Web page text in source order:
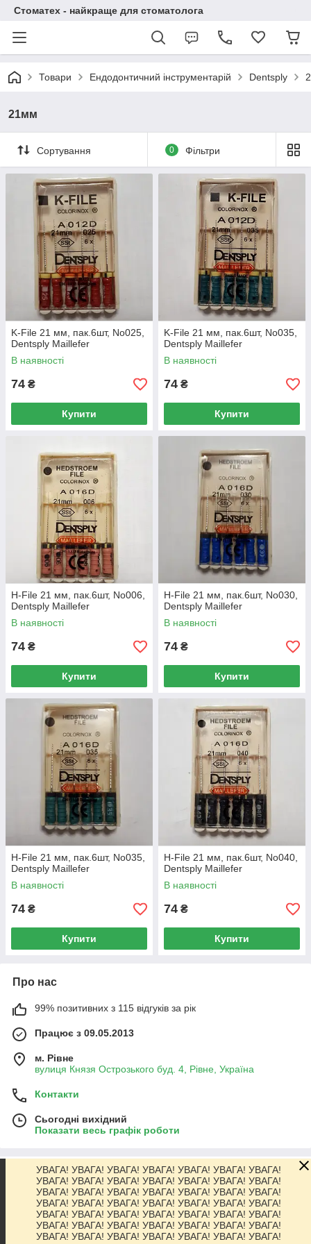
Стоматех - найкраще для стоматолога
Товари Ендодонтичний інструментарій Dentsply
21мм
Сортування 0 Фільтри
K-File 21 мм, пак.6шт, No025,
Dentsply Maillefer
В наявності
74 ₴
Купити
K-File 21 мм, пак.6шт, No035,
Dentsply Maillefer
В наявності
74 ₴
Купити
H-File 21 мм, пак.6шт, No006,
Dentsply Maillefer
В наявності
74 ₴
Купити
H-File 21 мм, пак.6шт, No030,
Dentsply Maillefer
В наявності
74 ₴
Купити
H-File 21 мм, пак.6шт, No035,
Dentsply Maillefer
В наявності
74 ₴
Купити
H-File 21 мм, пак.6шт, No040,
Dentsply Maillefer
В наявності
74 ₴
Купити
Про нас
99% позитивних з 115 відгуків за рік
Працює з 09.05.2013
м. Рівне
вулиця Князя Острозького буд. 4, Рівне, Україна
Контакти
Сьогодні вихідний
Показати весь графік роботи
Про нас
Контакти
Доставка та оплата
УВАГА! УВАГА! УВАГА! УВАГА! УВАГА! УВАГА! УВАГА!
УВАГА! УВАГА! УВАГА! УВАГА! УВАГА! УВАГА! УВАГА!
УВАГА! УВАГА! УВАГА! УВАГА! УВАГА! УВАГА! УВАГА!
УВАГА! УВАГА! УВАГА! УВАГА! УВАГА! УВАГА! УВАГА!
УВАГА! УВАГА! УВАГА! УВАГА! УВАГА! УВАГА! УВАГА!
УВАГА! УВАГА! УВАГА! УВАГА! УВАГА! УВАГА! УВАГА!
УВАГА! УВАГА! УВАГА! УВАГА! УВАГА! УВАГА! УВАГА!